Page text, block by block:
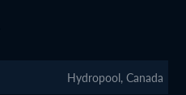
Hydropool, Canada